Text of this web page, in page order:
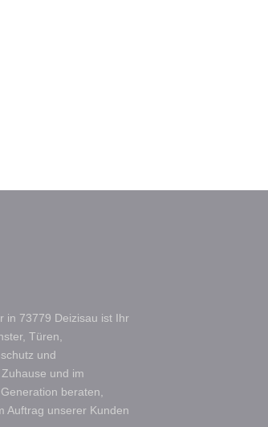
in 73779 Deizisau ist Ihr
Türen,
und
und im
beraten,
Auftrag unserer Kunden